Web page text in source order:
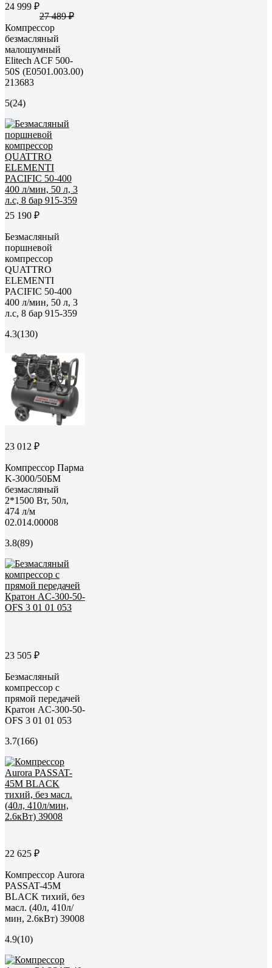
24 999 ₽
27 489 ₽
Компрессор
безмасляный
малошумный
Elitech ACF 500-
50S (E0501.003.00)
213683
5(24)
25 190 ₽
Безмасляный
поршневой
компрессор
QUATTRO
ELEMENTI
PACIFIC 50-400
400 л/мин, 50 л, 3
л.с, 8 бар 915-359
4.3(130)
23 012 ₽
Компрессор Парма
K-3000/50БМ
безмасляный
2*1500 Вт, 50л,
474 л/м
02.014.00008
3.8(89)
23 505 ₽
Безмасляный
компрессор с
прямой передачей
Кратон AC-300-50-
OFS 3 01 01 053
3.7(166)
22 625 ₽
Компрессор Aurora
PASSAT-45M
BLACK тихий, без
масл. (40л, 410л/
мин, 2.6кВт) 39008
4.9(10)